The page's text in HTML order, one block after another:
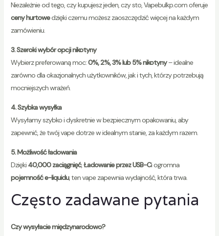
Niezależnie od tego, czy kupujesz jeden, czy sto, Vapebulkp.com oferuje
ceny hurtowedzięki czemu możesz zaoszczędzić więcej na każdym
zamówieniu.
3. Szeroki wybór opcji nikotyny
Wybierz preferowaną moc:0%, 2%, 3% lub 5% nikotyny– idealne
zarówno dla okazjonalnych użytkowników, jak i tych, którzy potrzebują
mocniejszych wrażeń.
4. Szybka wysyłka
Wysyłamy szybko i dyskretnie w bezpiecznym opakowaniu, aby
zapewnić, że twój vape dotrze w idealnym stanie, za każdym razem.
5. Możliwość ładowania
Dzięki 40,000 zaciągnięć,Ładowanie przez USB-Ci ogromna
pojemność e-liquidu, ten vape zapewnia wydajność, która trwa.
Często zadawane pytania
Czy wysyłacie międzynarodowo?